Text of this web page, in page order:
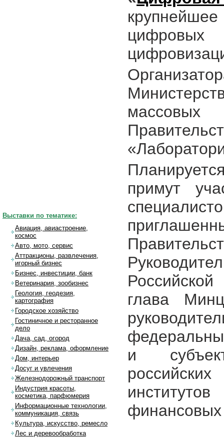
примут
глава
и
финансовых
Выставки по тематике:
Авиация, авиастроение,
космос
Авто, мото, сервис
Аттракционы, развлечения,
игорный бизнес
Бизнес, инвестиции, банк
Ветеринария, зообизнес
Геология, геодезия,
картография
Городское хозяйство
Гостиничное и ресторанное
дело
Дача, сад, огород
Дизайн, реклама, оформление
Дом, интерьер
Досуг и увлечения
Железнодорожный транспорт
Индустрия красоты,
косметика, парфюмерия
Информационные технологии,
коммуникация, связь
Культура, искусство, ремесло
Лес и деревообработка